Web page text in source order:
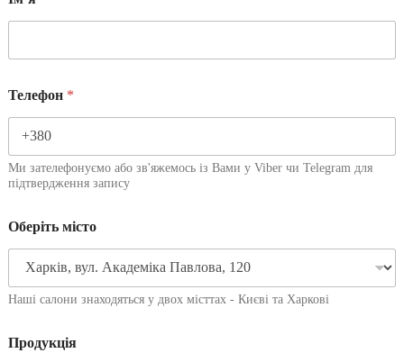
Телефон *
Ми зателефонуємо або зв'яжемось із Вами у Viber чи Telegram для
підтвердження запису
Оберіть місто
Наші салони знаходяться у двох місттах - Києві та Харкові
Продукція